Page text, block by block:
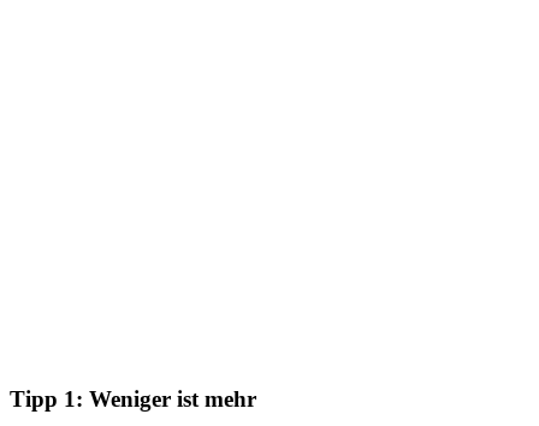
Tipp 1: Weniger ist mehr